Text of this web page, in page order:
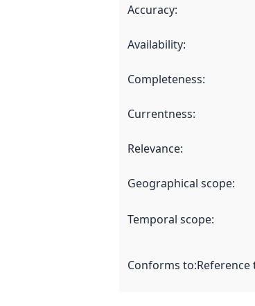
Accuracy:
Availability:
Completeness:
Currentness:
Relevance:
Geographical scope:
Temporal scope:
Conforms to: